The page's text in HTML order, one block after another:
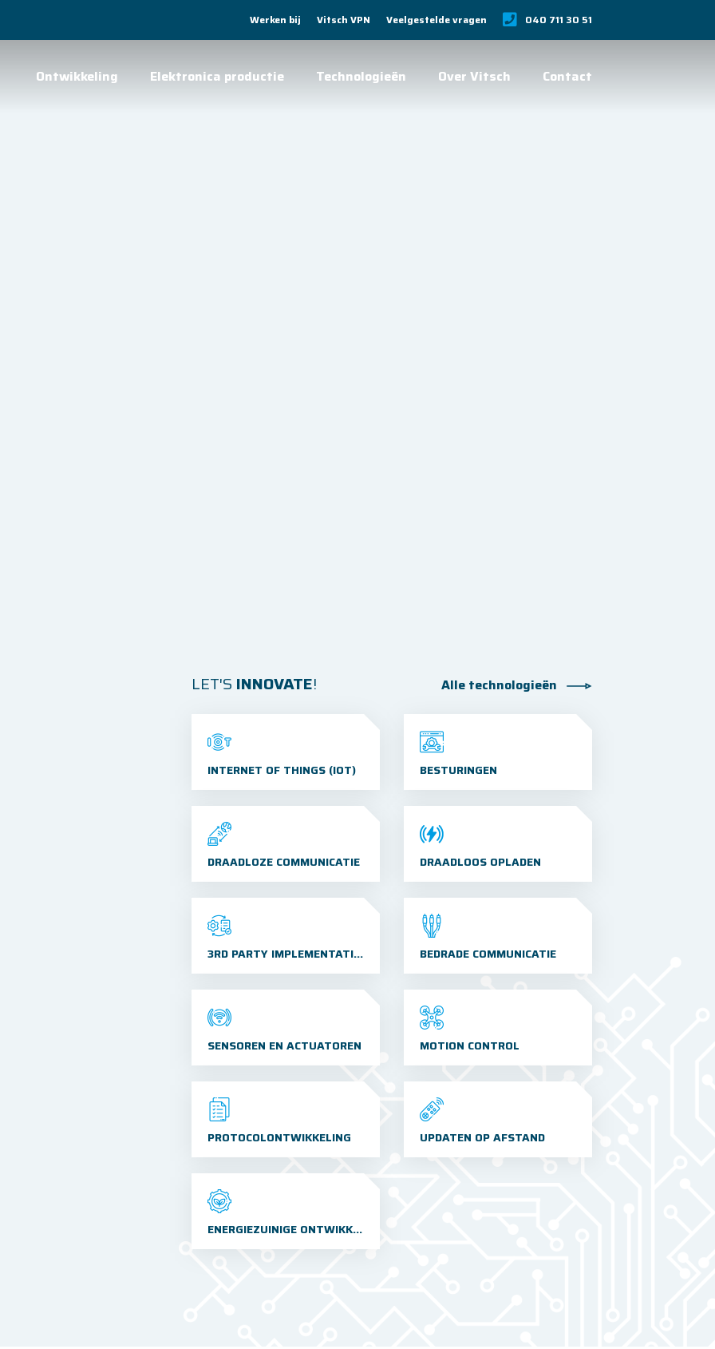
Werken bij Vitsch VPN Veelgestelde vragen 040 711 30 51
Ontwikkeling Elektronica productie Technologieën Over Vitsch Contact
LET'S INNOVATE! Alle technologieën
INTERNET OF THINGS (IOT) BESTURINGEN
DRAADLOZE COMMUNICATIE DRAADLOOS OPLADEN
3RD PARTY IMPLEMENTATIES BEDRADE COMMUNICATIE
SENSOREN EN ACTUATOREN MOTION CONTROL
PROTOCOLONTWIKKELING UPDATEN OP AFSTAND
ENERGIEZUINIGE ONTWIKKELINGEN